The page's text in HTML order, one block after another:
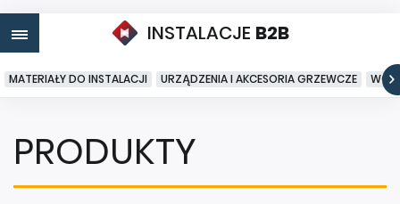
INSTALACJE B2B
MATERIAŁY DO INSTALACJI URZĄDZENIA I AKCESORIA GRZEWCZE
PRODUKTY